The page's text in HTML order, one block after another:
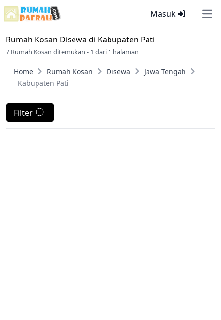
Masuk
Rumah Kosan Disewa di Kabupaten Pati
7 Rumah Kosan ditemukan - 1 dari 1 halaman
Home Rumah Kosan Disewa
Jawa Tengah
Kabupaten Pati
Filter